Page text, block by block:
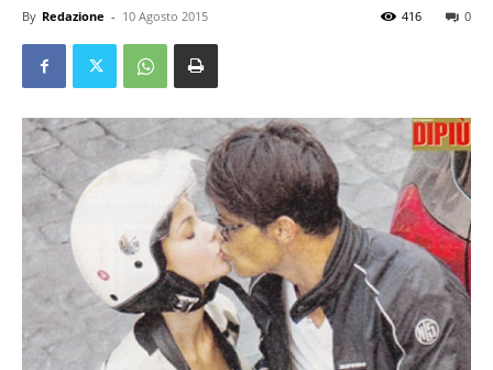
By Redazione - 10 Agosto 2015 0
416